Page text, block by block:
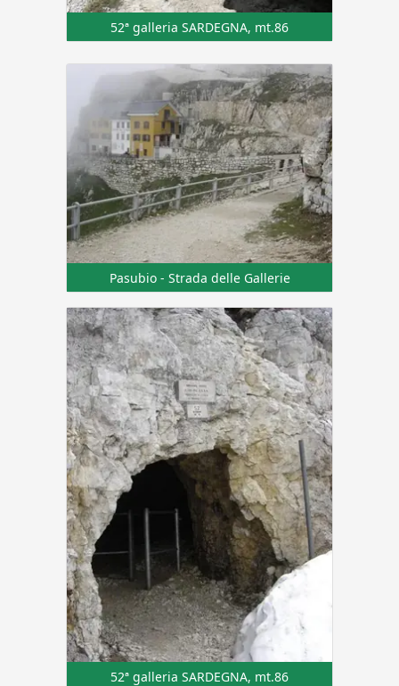
52ª galleria SARDEGNA, mt.86
Pasubio - Strada delle Gallerie
52ª galleria SARDEGNA, mt.86